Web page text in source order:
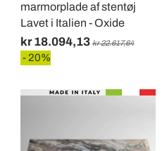
marmorplade af stentøj
Lavet i Italien - Oxide
kr 18.094,13 kr 22.617,64
- 20%